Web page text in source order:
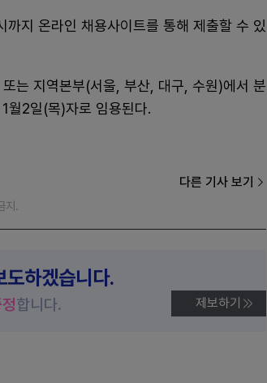
지 온라인 채용사이트를 통해 제출할 수 있
는 지역본부(서울, 부산, 대구, 수원)에서 분
월2일(목)자로 임용된다.
다른 기사 보기
지.
도하겠습니다.
합니다. 제보하기